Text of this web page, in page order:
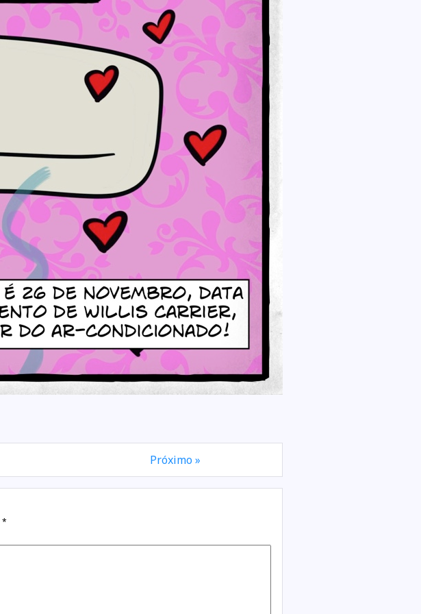
Próximo »
*